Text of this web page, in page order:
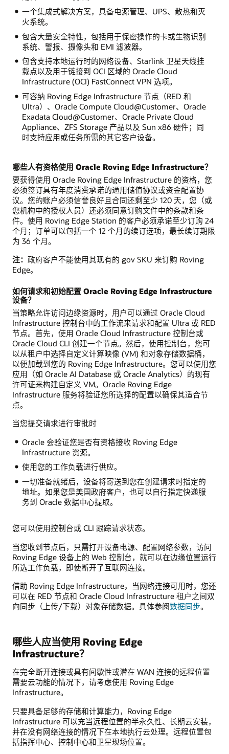
一个集成式解决方案，具备电源管理、UPS、散热和灭
火系统。
包含大量安全特性，包括用于保密操作的卡或生物识别
系统、警报、摄像头和 EMI 滤波器。
包含支持本地运行时的网络设备、Starlink 卫星天线挂
载点以及用于链接到 OCI 区域的 Oracle Cloud
Infrastructure (OCI) FastConnect VPN 选项。
可容纳 Roving Edge Infrastructure 节点（RED 和
Ultra）、Oracle Compute Cloud@Customer、Oracle
Exadata Cloud@Customer、Oracle Private Cloud
Appliance、ZFS Storage 产品以及 Sun x86 硬件；同
时支持应用或任务所需的其它客户设备。
哪些人有资格使用 Oracle Roving Edge Infrastructure？
要获得使用 Oracle Roving Edge Infrastructure 的资格，您
必须签订具有年度消费承诺的通用储值协议或资金配置协
议。您的账户必须信誉良好且合同还剩至少 120 天，您（或
您机构中的授权人员）还必须同意订购文件中的条款和条
件。使用 Roving Edge Station 的客户必须承诺至少订购 24
个月；订单可以包括一个 12 个月的续订选项，最长续订期限
为 36 个月。
注： 政府客户不能使用其现有的 gov SKU 来订购 Roving
Edge。
如何请求和初始配置 Oracle Roving Edge Infrastructure
设备？
当策略允许访问边缘资源时，用户可以通过 Oracle Cloud
Infrastructure 控制台中的工作流来请求和配置 Ultra 或 RED
节点。首先，使用 Oracle Cloud Infrastructure 控制台或
Oracle Cloud CLI 创建一个节点。然后，使用控制台，您可
以从租户中选择自定义计算映像 (VM) 和对象存储数据桶，
以便加载到您的 Roving Edge Infrastructure。您可以使用您
应用（如 Oracle AI Database 或 Oracle Analytics）的现有
许可证来构建自定义 VM。Oracle Roving Edge
Infrastructure 服务将验证您所选择的配置以确保其适合节
点。
当您提交请求进行审批时
Oracle 会验证您是否有资格接收 Roving Edge
Infrastructure 资源。
使用您的工作负载进行供应。
一切准备就绪后，设备将寄送到您在创建请求时指定的
地址。如果您是美国政府客户，也可以自行指定快递服
务到 Oracle 数据中心提取。
您可以使用控制台或 CLI 跟踪请求状态。
当您收到节点后，只需打开设备电源、配置网络参数，访问
Roving Edge 设备上的 Web 控制台，就可以在边缘位置运行
所选工作负载，即使断开了互联网连接。
借助 Roving Edge Infrastructure，当网络连接可用时，您还
可以在 RED 节点和 Oracle Cloud Infrastructure 租户之间双
向同步（上传/下载）对象存储数据。具体参阅数据同步。
哪些人应当使用 Roving Edge
Infrastructure？
在完全断开连接或具有间歇性或潜在 WAN 连接的远程位置
需要云功能的情况下，请考虑使用 Roving Edge
Infrastructure。
只要具备足够的存储和计算能力，Roving Edge
Infrastructure 可以充当远程位置的半永久性、长期云安装，
并在没有网络连接的情况下在本地执行云处理。远程位置包
括指挥中心、控制中心和卫星现场位置。